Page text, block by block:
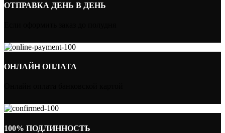
ОТПРАВКА ДЕНЬ В ДЕНЬ
ОНЛАЙН ОПЛАТА
100% ПОДЛИННОСТЬ